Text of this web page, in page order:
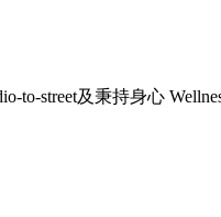
to-street及秉持身心